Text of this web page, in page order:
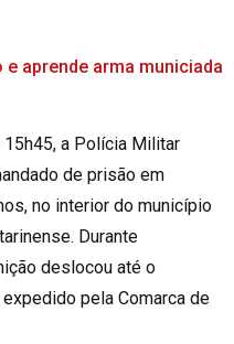
aprende arma municiada
a Polícia Militar
de prisão em
no interior do município
Durante
deslocou até o
pela Comarca de